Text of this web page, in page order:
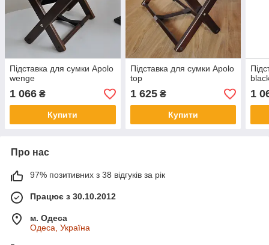
Підставка для сумки Apolo
wenge
1 066 ₴
Купити
Підставка для сумки Apolo
top
1 625₴
Купити
1
Про нас
97% позитивних з 38 відгуків за рік
Працює з 30.10.2012
м. Одеса
Одеса, Україна